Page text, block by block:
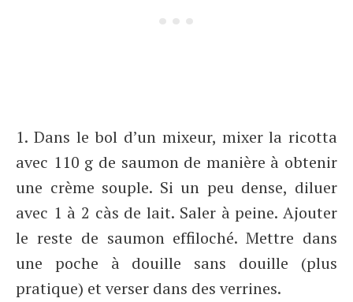
1. Dans le bol d’un mixeur, mixer la ricotta
avec 110 g de saumon de manière à obtenir
une crème souple. Si un peu dense, diluer
avec 1 à 2 càs de lait. Saler à peine. Ajouter
le reste de saumon effiloché. Mettre dans
une poche à douille sans douille (plus
pratique) et verser dans des verrines.